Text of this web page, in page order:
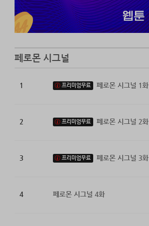
페로몬 시그널
1 프리미엄무료 페로몬 시그널 1화
2 프리미엄무료 페로몬 시그널 2화
3 프리미엄무료 페로몬 시그널 3화
4 페로몬 시그널 4화